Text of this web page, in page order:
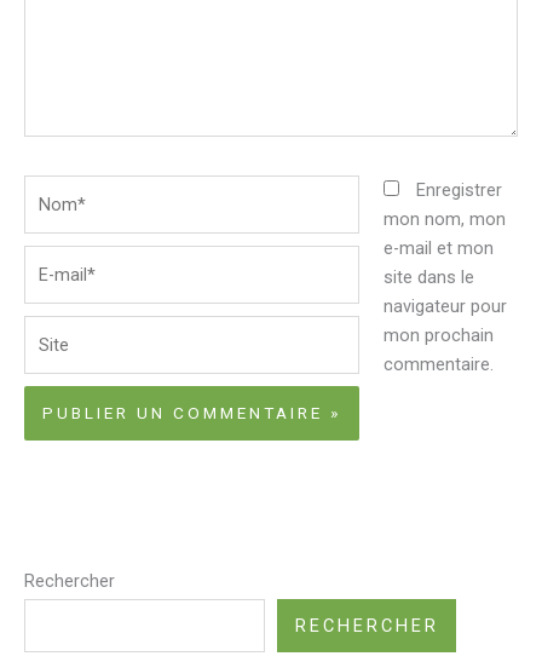
mail*
Enregistrer
mon nom, mon
e-mail et mon
site dans le
navigateur pour
mon prochain
commentaire.
Rechercher
RECHERCHER